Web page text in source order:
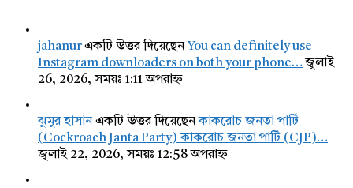
jahanurএকটি উত্তর দিয়েছেন You can definitely use
Instagram downloaders on both your phone… জুলাই
26, 2026, সময়ঃ 1:11 অপরাহ্ন
ঝুমুর হাসানএকটি উত্তর দিয়েছেনকাকরোচ জনতা পার্টি
(Cockroach Janta Party) কাকরোচ জনতা পার্টি (CJP)…
জুলাই 22, 2026, সময়ঃ 12:58 অপরাহ্ন